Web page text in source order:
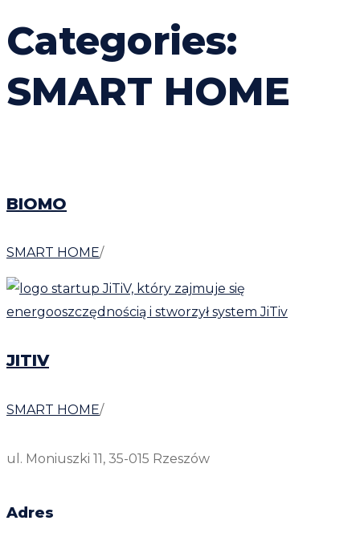
Categories:
SMART HOME
BIOMO
SMART HOME/
JITIV
SMART HOME/
ul. Moniuszki 11, 35-015 Rzeszów
Adres